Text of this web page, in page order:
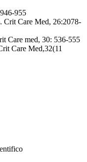
955
Crit Care Med, 26:2078-
Care med, 30: 536-555
Care Med,32(11